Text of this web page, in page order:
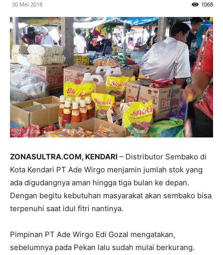
30 Mei 2018 1068
ZONASULTRA.COM, KENDARI – Distributor Sembako di
Kota Kendari PT Ade Wirgo menjamin jumlah stok yang
ada digudangnya aman hingga tiga bulan ke depan.
Dengan begitu kebutuhan masyarakat akan sembako bisa
terpenuhi saat idul fitri nantinya.
Pimpinan PT Ade Wirgo Edi Gozal mengatakan,
sebelumnya pada Pekan lalu sudah mulai berkurang.